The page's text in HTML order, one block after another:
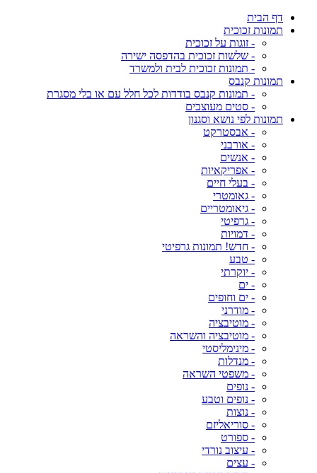
דף הבית
תמונות זכוכית
- זוגות על זכוכית
- שלשות זכוכית בהדפסה ישירה
- תמונות זכוכית לבית ולמשרד
תמונות קנבס
- תמונות קנבס בודדות לכל חלל עם או בלי מסגרת
- סטים מעוצבים
תמונות לפי נושא וסגנון
- אבסטרקט
- אורבני
- אנשים
- אפריקאיות
- בעלי חיים
- גאומטרי
- גיאומטריים
- גרפיטי
- דמויות
- חדש! תמונות גרפיטי
- טבע
- יוקרתי
- ים
- ים וחופים
- מודרני
- מוטיבציה
- מוטיבציה והשראה
- מינימליסטי
- מנדלות
- משפטי השראה
- נופים
- נופים וטבע
- נוצות
- סוריאליזם
- ספורט
- עיצוב נורדי
- עצים